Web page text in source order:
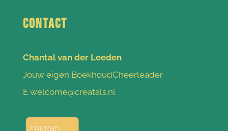
Contact
Chantal van der Leeden
Jouw eigen BoekhoudCheerleader
E welcome@creatals.nl